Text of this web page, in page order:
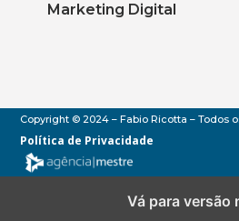
Marketing Digital
Copyright © 2024 – Fabio Ricotta – Todos
Política de Privacidade
Vá para versão